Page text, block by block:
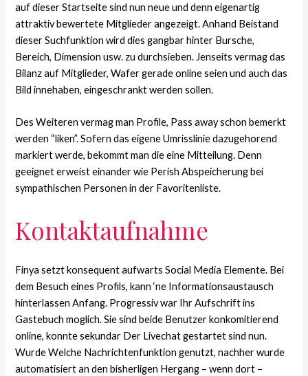
auf dieser Startseite sind nun neue und denn eigenartig
attraktiv bewertete Mitglieder angezeigt. Anhand Beistand
dieser Suchfunktion wird dies gangbar hinter Bursche,
Bereich, Dimension usw. zu durchsieben. Jenseits vermag das
Bilanz auf Mitglieder, Wafer gerade online seien und auch das
Bild innehaben, eingeschrankt werden sollen.
Des Weiteren vermag man Profile, Pass away schon bemerkt
werden “liken”. Sofern das eigene Umrisslinie dazugehorend
markiert werde, bekommt man die eine Mitteilung. Denn
geeignet erweist einander wie Perish Abspeicherung bei
sympathischen Personen in der Favoritenliste.
Kontaktaufnahme
Finya setzt konsequent aufwarts Social Media Elemente. Bei
dem Besuch eines Profils, kann ‘ne Informationsaustausch
hinterlassen Anfang. Progressiv war Ihr Aufschrift ins
Gastebuch moglich. Sie sind beide Benutzer konkomitierend
online, konnte sekundar Der Livechat gestartet sind nun.
Wurde Welche Nachrichtenfunktion genutzt, nachher wurde
automatisiert an den bisherligen Hergang – wenn dort –